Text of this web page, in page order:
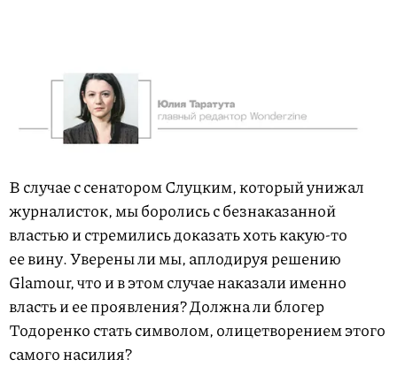
В случае с сенатором Слуцким, который унижал
журналисток, мы боролись с безнаказанной
властью и стремились доказать хоть какую-то
ее вину. Уверены ли мы, аплодируя решению
Glamour, что и в этом случае наказали именно
власть и ее проявления? Должна ли блогер
Тодоренко стать символом, олицетворением этого
самого насилия?